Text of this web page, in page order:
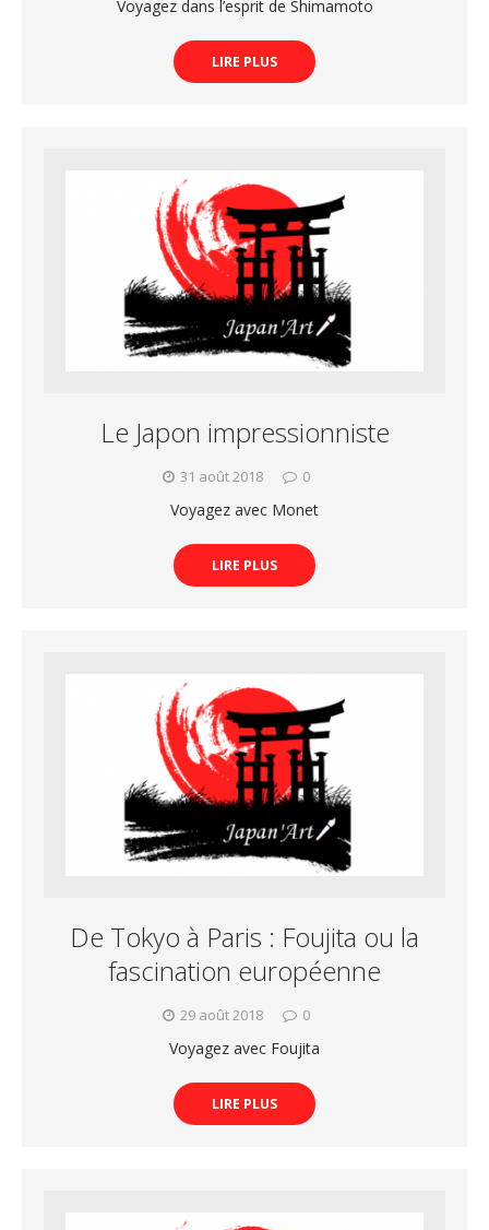
Voyagez dans l’esprit de Shimamoto
LIRE PLUS
Le Japon impressionniste
31 août 2018 0
Voyagez avec Monet
LIRE PLUS
De Tokyo à Paris : Foujita ou la
fascination européenne
29 août 2018 0
Voyagez avec Foujita
LIRE PLUS